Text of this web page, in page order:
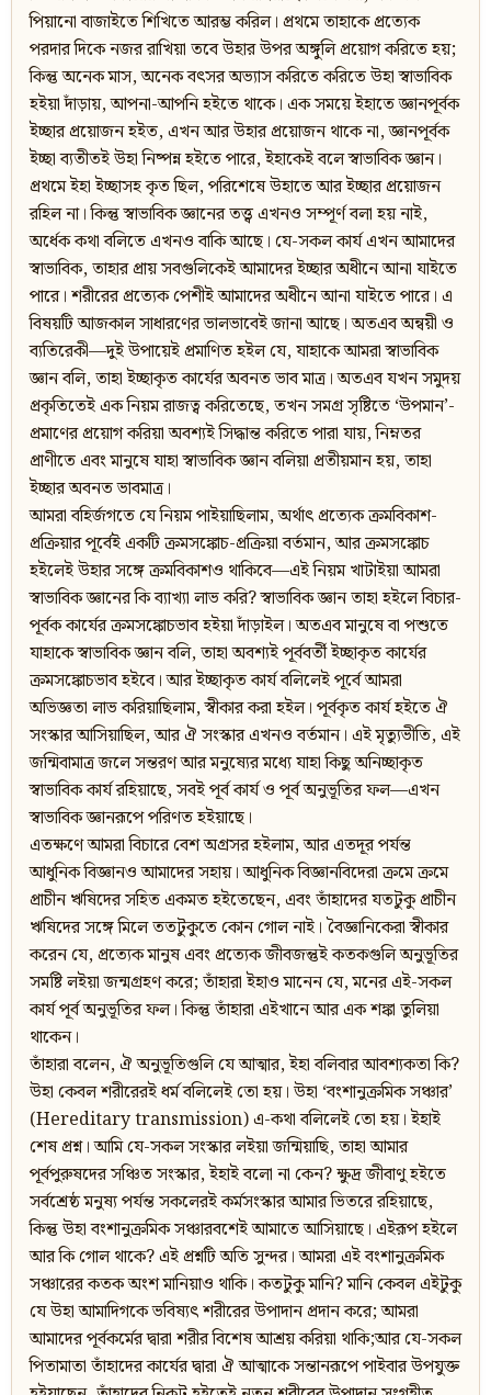
পিয়ানো বাজাইতে শিখিতে আরম্ভ করিল। প্রথমে তাহাকে প্রত্যেক
পরদার দিকে নজর রাখিয়া তবে উহার উপর অঙ্গুলি প্রয়োগ করিতে হয়;
কিন্তু অনেক মাস, অনেক বৎসর অভ্যাস করিতে করিতে উহা স্বাভাবিক
হইয়া দাঁড়ায়, আপনা-আপনি হইতে থাকে। এক সময়ে ইহাতে জ্ঞানপূর্বক
ইচ্ছার প্রয়োজন হইত, এখন আর উহার প্রয়োজন থাকে না, জ্ঞানপূর্বক
ইচ্ছা ব্যতীতই উহা নিষ্পন্ন হইতে পারে, ইহাকেই বলে স্বাভাবিক জ্ঞান।
প্রথমে ইহা ইচ্ছাসহ কৃত ছিল, পরিশেষে উহাতে আর ইচ্ছার প্রয়োজন
রহিল না। কিন্তু স্বাভাবিক জ্ঞানের তত্ত্ব এখনও সম্পূর্ণ বলা হয় নাই,
অর্ধেক কথা বলিতে এখনও বাকি আছে। যে-সকল কার্য এখন আমাদের
স্বাভাবিক, তাহার প্রায় সবগুলিকেই আমাদের ইচ্ছার অধীনে আনা যাইতে
পারে। শরীরের প্রত্যেক পেশীই আমাদের অধীনে আনা যাইতে পারে। এ
বিষয়টি আজকাল সাধারণের ভালভাবেই জানা আছে। অতএব অন্বয়ী ও
ব্যতিরেকী—দুই উপায়েই প্রমাণিত হইল যে, যাহাকে আমরা স্বাভাবিক
জ্ঞান বলি, তাহা ইচ্ছাকৃত কার্যের অবনত ভাব মাত্র। অতএব যখন সমুদয়
প্রকৃতিতেই এক নিয়ম রাজত্ব করিতেছে, তখন সমগ্র সৃষ্টিতে ‘উপমান’-
প্রমাণের প্রয়োগ করিয়া অবশ্যই সিদ্ধান্ত করিতে পারা যায়, নিম্নতর
প্রাণীতে এবং মানুষে যাহা স্বাভাবিক জ্ঞান বলিয়া প্রতীয়মান হয়, তাহা
ইচ্ছার অবনত ভাবমাত্র।
আমরা বহির্জগতে যে নিয়ম পাইয়াছিলাম, অর্থাৎ প্রত্যেক ক্রমবিকাশ-
প্রক্রিয়ার পূর্বেই একটি ক্রমসঙ্কোচ-প্রক্রিয়া বর্তমান, আর ক্রমসঙ্কোচ
হইলেই উহার সঙ্গে ক্রমবিকাশও থাকিবে—এই নিয়ম খাটাইয়া আমরা
স্বাভাবিক জ্ঞানের কি ব্যাখ্যা লাভ করি? স্বাভাবিক জ্ঞান তাহা হইলে বিচার-
পূর্বক কার্যের ক্রমসঙ্কোচভাব হইয়া দাঁড়াইল। অতএব মানুষে বা পশুতে
যাহাকে স্বাভাবিক জ্ঞান বলি, তাহা অবশ্যই পূর্ববর্তী ইচ্ছাকৃত কার্যের
ক্রমসঙ্কোচভাব হইবে। আর ইচ্ছাকৃত কার্য বলিলেই পূর্বে আমরা
অভিজ্ঞতা লাভ করিয়াছিলাম, স্বীকার করা হইল। পূর্বকৃত কার্য হইতে ঐ
সংস্কার আসিয়াছিল, আর ঐ সংস্কার এখনও বর্তমান। এই মৃত্যুভীতি, এই
জন্মিবামাত্র জলে সন্তরণ আর মনুষ্যের মধ্যে যাহা কিছু অনিচ্ছাকৃত
স্বাভাবিক কার্য রহিয়াছে, সবই পূর্ব কার্য ও পূর্ব অনুভূতির ফল—এখন
স্বাভাবিক জ্ঞানরূপে পরিণত হইয়াছে।
এতক্ষণে আমরা বিচারে বেশ অগ্রসর হইলাম, আর এতদূর পর্যন্ত
আধুনিক বিজ্ঞানও আমাদের সহায়। আধুনিক বিজ্ঞানবিদেরা ক্রমে ক্রমে
প্রাচীন ঋষিদের সহিত একমত হইতেছেন, এবং তাঁহাদের যতটুকু প্রাচীন
ঋষিদের সঙ্গে মিলে ততটুকুতে কোন গোল নাই। বৈজ্ঞানিকেরা স্বীকার
করেন যে, প্রত্যেক মানুষ এবং প্রত্যেক জীবজন্তুই কতকগুলি অনুভূতির
সমষ্টি লইয়া জন্মগ্রহণ করে; তাঁহারা ইহাও মানেন যে, মনের এই-সকল
কার্য পূর্ব অনুভূতির ফল। কিন্তু তাঁহারা এইখানে আর এক শঙ্কা তুলিয়া
থাকেন।
তাঁহারা বলেন, ঐ অনুভূতিগুলি যে আত্মার, ইহা বলিবার আবশ্যকতা কি?
উহা কেবল শরীরেরই ধর্ম বলিলেই তো হয়। উহা ‘বংশানুক্রমিক সঞ্চার‍‍‌’
(Hereditary transmission) এ-কথা বলিলেই তো হয়। ইহাই
শেষ প্রশ্ন। আমি যে-সকল সংস্কার লইয়া জন্মিয়াছি, তাহা আমার
পূর্বপুরুষদের সঞ্চিত সংস্কার, ইহাই বলো না কেন? ক্ষুদ্র জীবাণু হইতে
সর্বশ্রেষ্ঠ মনুষ্য পর্যন্ত সকলেরই কর্মসংস্কার আমার ভিতরে রহিয়াছে,
কিন্তু উহা বংশানুক্রমিক সঞ্চারবশেই আমাতে আসিয়াছে। এইরূপ হইলে
আর কি গোল থাকে? এই প্রশ্নটি অতি সুন্দর। আমরা এই বংশানুক্রমিক
সঞ্চারের কতক অংশ মানিয়াও থাকি। কতটুকু মানি? মানি কেবল এইটুকু
যে উহা আমাদিগকে ভবিষ্যৎ শরীরের উপাদান প্রদান করে; আমরা
আমাদের পূর্বকর্মের দ্বারা শরীর বিশেষ আশ্রয় করিয়া থাকি;আর যে-সকল
পিতামাতা তাঁহাদের কার্যের দ্বারা ঐ আত্মাকে সন্তানরূপে পাইবার উপযুক্ত